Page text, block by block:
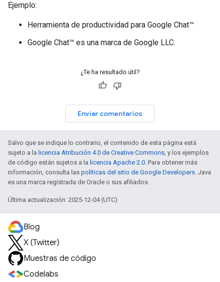
Ejemplo:
Herramienta de productividad para Google Chat™
Google Chat™ es una marca de Google LLC.
¿Te ha resultado útil?
Enviar comentarios
Salvo que se indique lo contrario, el contenido de esta página está
sujeto a la licencia Atribución 4.0 de Creative Commons, y los ejemplos
de código están sujetos a la licencia Apache 2.0. Para obtener más
información, consulta las políticas del sitio de Google Developers. Java
es una marca registrada de Oracle o sus afiliados.
Última actualización: 2025-12-04 (UTC)
Blog
X (Twitter)
Muestras de código
Codelabs